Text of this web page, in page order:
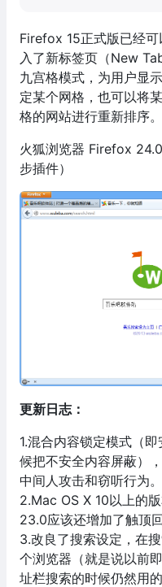
Firefox 15正式版已经
入了新标签页（New
九宫格模式，为用户显
定某个网格，也可以将
格的网站进行重新排序。
火狐浏览器 Firefox
步插件）
更新日志：
1.混合内容锁定模式（
候把不安全内容屏蔽）
中间人攻击和窃听行为。
2.Mac OS X 10以上的
23.0应该还增加了触顶
3.改良了搜索设定，在
个浏览器（就是说以前
址栏搜索的时候仍然用